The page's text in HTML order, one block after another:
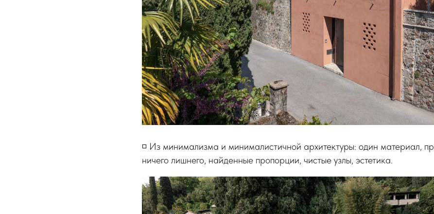
◽️ Из минимализма и минималистичной архитектуры: один материал,
ничего лишнего, найденные пропорции, чистые узлы, эстетика.